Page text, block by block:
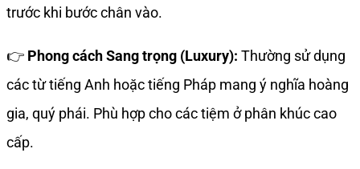
trước khi bước chân vào.
👉 Phong cách Sang trọng (Luxury): Thường sử dụng
các từ tiếng Anh hoặc tiếng Pháp mang ý nghĩa hoàng
gia, quý phái. Phù hợp cho các tiệm ở phân khúc cao
cấp.